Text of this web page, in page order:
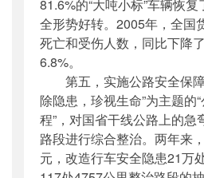
81.6%的“大吨小标”车辆恢
全形势好转。2005年，全国
死亡和受伤人数，同比下降
6.8%。
第五，实施公路安全保障
除隐患，珍视生命”为主题的
程”，对国省干线公路上的急
路段进行综合整治。两年来
元，改造行车安全隐患21万